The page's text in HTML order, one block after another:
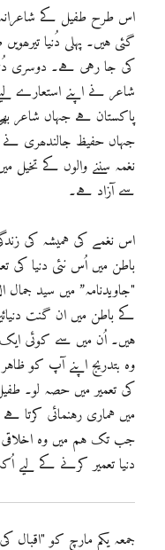
اس طرح طفیل کے
گئی ہیں۔ پہلی دُنیا
کی جا رہی ہے۔ دوسری
پاکستان ہے جہاں شاعر
جہاں حفیظ جالندھری نے
نغمہ سننے والوں کے تخیل
سے آزاد ہے۔
اس نغمے کی ہمیشہ کی
باطن میں اُس نئی دنیا کی
"جاویدنامہ” میں سید جمال
کے باطن میں ان گنت
ہیں۔ اُن میں سے کوئی
وہ بتدریج اپنے آپ کو
کی تعمیر میں حصہ لو۔
میں ہماری رہنمائی
جب تک ہم میں وہ اخلاقی
دنیا تعمیر کرنے کے لیے
جمعہ یکم مارچ کو "اقبال